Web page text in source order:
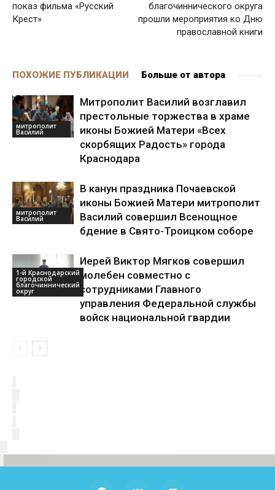
показ фильма «Русский
Крест»
благочиннического округа
прошли мероприятия ко Дню
православной книги
ПОХОЖИЕ ПУБЛИКАЦИИ Больше от автора
митрополит
Василий
Митрополит Василий возглавил
престольные торжества в храме
иконы Божией Матери «Всех
скорбящих Радость» города
Краснодара
митрополит
Василий
В канун праздника Почаевской
иконы Божией Матери митрополит
Василий совершил Всенощное
бдение в Свято-Троицком соборе
1-й Краснодарский
городской
благочиннический
округ
Иерей Виктор Мягков совершил
молебен совместно с
сотрудниками Главного
управления Федеральной службы
войск национальной гвардии